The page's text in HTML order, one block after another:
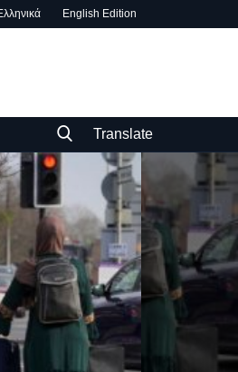
English Edition
Translate